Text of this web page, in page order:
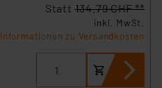
Statt134.79 CHF **
inkl. MwSt.
Informationen zu Versandkosten